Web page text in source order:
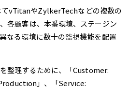
vTitanやZylkerTechなどの複数の
各顧客は、本番環境、ステージン
なる環境に数十の監視機能を配置
整理するために、「Customer:
」、「Service: